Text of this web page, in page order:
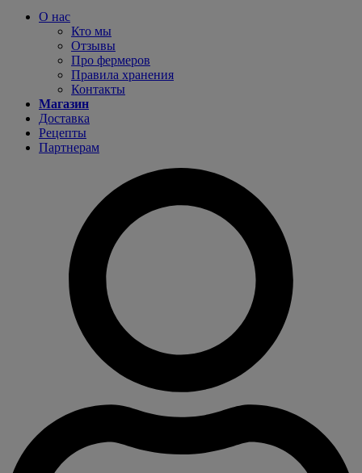
О нас
Кто мы
Отзывы
Про фермеров
Правила хранения
Контакты
Магазин
Доставка
Рецепты
Партнерам